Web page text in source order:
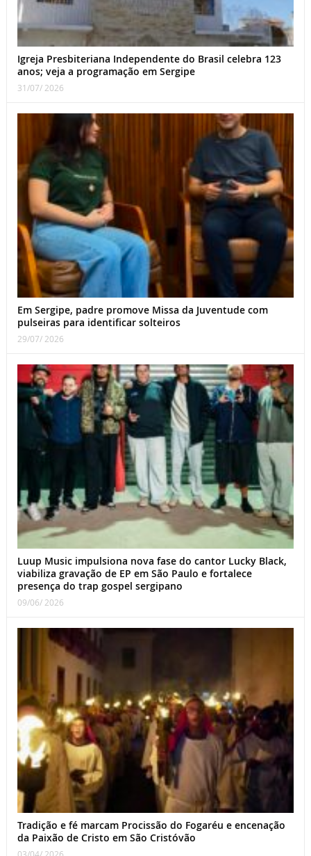
Igreja Presbiteriana Independente do Brasil celebra 123
anos; veja a programação em Sergipe
31/07/ 2026
Em Sergipe, padre promove Missa da Juventude com
pulseiras para identificar solteiros
29/07/ 2026
Luup Music impulsiona nova fase do cantor Lucky Black,
viabiliza gravação de EP em São Paulo e fortalece
presença do trap gospel sergipano
09/06/ 2026
Tradição e fé marcam Procissão do Fogaréu e encenação
da Paixão de Cristo em São Cristóvão
03/04/ 2026